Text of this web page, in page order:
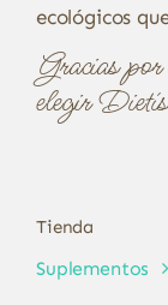
ecológicos
Gracias por
elegir
Tienda
Suplementos